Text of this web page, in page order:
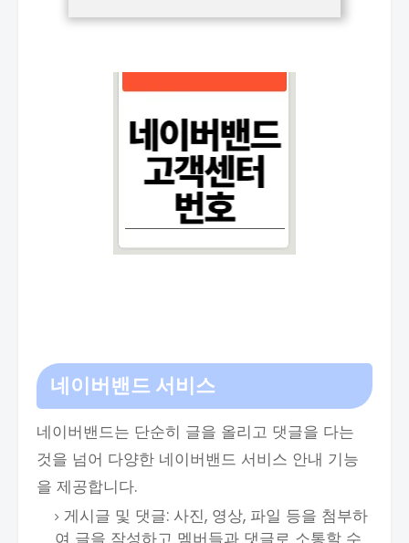
네이버밴드 서비스
네이버밴드는 단순히 글을 올리고 댓글을 다는
것을 넘어 다양한 네이버밴드 서비스 안내 기능
을 제공합니다.
게시글 및 댓글: 사진, 영상, 파일 등을 첨부하
여 글을 작성하고 멤버들과 댓글로 소통할 수